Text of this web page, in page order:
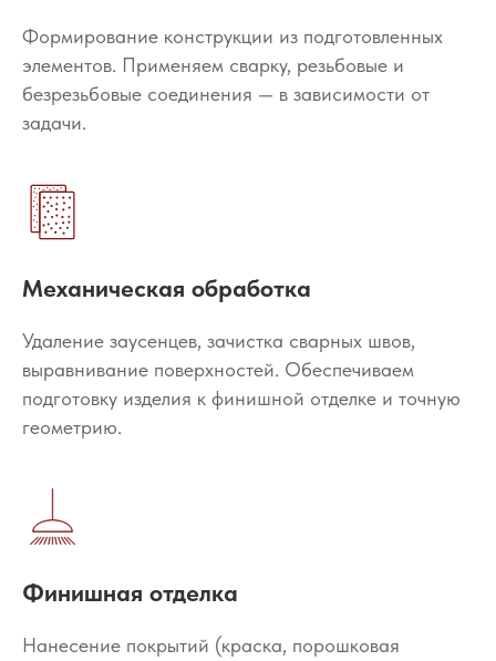
Формирование конструкции из подготовленных
элементов. Применяем сварку, резьбовые и
безрезьбовые соединения — в зависимости от
задачи.
Механическая обработка
Удаление заусенцев, зачистка сварных швов,
выравнивание поверхностей. Обеспечиваем
подготовку изделия к финишной отделке и точную
геометрию.
Финишная отделка
Нанесение покрытий (краска, порошковая